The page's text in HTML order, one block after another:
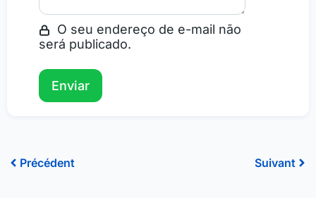
O seu endereço de e-mail não
será publicado.
Précédent
Précédent Suivant